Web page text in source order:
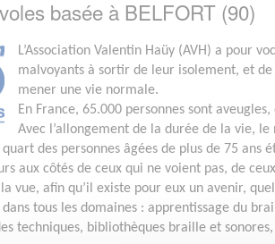
basée à BELFORT (90)
L’Association Valentin Haüy (AVH) a pour
malvoyants à sortir de leur isolement, et
mener une vie normale.
En France, 65.000 personnes sont
Avec l’allongement de la durée de la vie,
des personnes âgées de plus de 75 ans
aux côtés de ceux qui ne voient pas, de
vue, afin qu’il existe pour eux un avenir,
tous les domaines : apprentissage du
techniques, bibliothèques braille et